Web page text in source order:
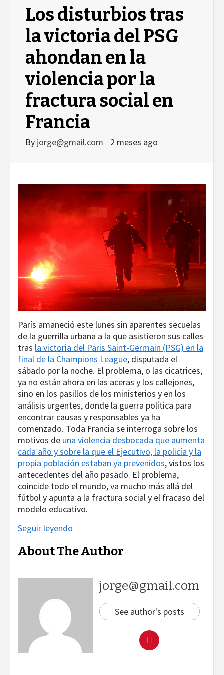
Los disturbios tras
la victoria del PSG
ahondan en la
violencia por la
fractura social en
Francia
By jorge@gmail.com 2 meses ago
París amaneció este lunes sin aparentes secuelas
de la guerrilla urbana a la que asistieron sus calles
tras la victoria del Paris Saint-Germain (PSG) en la
final de la Champions League, disputada el
sábado por la noche. El problema, o las cicatrices,
ya no están ahora en las aceras y los callejones,
sino en los pasillos de los ministerios y en los
análisis urgentes, donde la guerra política para
encontrar causas y responsables ya ha
comenzado. Toda Francia se interroga sobre los
motivos de una violencia desbocada que aumenta
cada año y sobre la que el Ejecutivo, la policía y la
propia población estaban ya prevenidos, vistos los
antecedentes del año pasado. El problema,
coincide todo el mundo, va mucho más allá del
fútbol y apunta a la fractura social y el fracaso del
modelo educativo.
Seguir leyendo
About The Author
jorge@gmail.com
See author's posts